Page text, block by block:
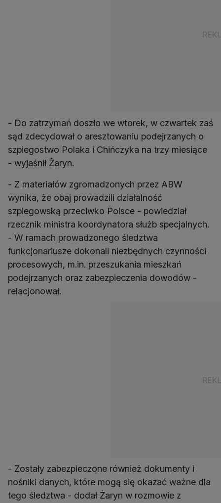
- Do zatrzymań doszło we wtorek, w czwartek zaś
sąd zdecydował o aresztowaniu podejrzanych o
szpiegostwo Polaka i Chińczyka na trzy miesiące
- wyjaśnił Żaryn.
- Z materiałów zgromadzonych przez ABW
wynika, że obaj prowadzili działalność
szpiegowską przeciwko Polsce - powiedział
rzecznik ministra koordynatora służb specjalnych.
- W ramach prowadzonego śledztwa
funkcjonariusze dokonali niezbędnych czynności
procesowych, m.in. przeszukania mieszkań
podejrzanych oraz zabezpieczenia dowodów -
relacjonował.
- Zostały zabezpieczone również dokumenty i
nośniki danych, które mogą się okazać ważne dla
tego śledztwa - dodał Żaryn w rozmowie z